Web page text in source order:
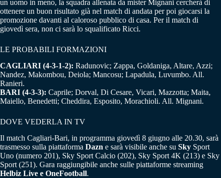
un uomo in meno, la squadra allenata da mister Mignani cercherà di
ottenere un buon risultato già nel match di andata per poi giocarsi la
promozione davanti al caloroso pubblico di casa. Per il match di
giovedì sera, non ci sarà lo squalificato Ricci.
LE PROBABILI FORMAZIONI
CAGLIARI (4-3-1-2): Radunovic; Zappa, Goldaniga, Altare, Azzi;
Nandez, Makombou, Deiola; Mancosu; Lapadula, Luvumbo. All.
Ranieri.
BARI (4-3-3): Caprile; Dorval, Di Cesare, Vicari, Mazzotta; Maita,
Maiello, Benedetti; Cheddira, Esposito, Morachioli. All. Mignani.
DOVE VEDERLA IN TV
Il match Cagliari-Bari, in programma giovedì 8 giugno alle 20.30, sarà
trasmesso sulla piattaforma Dazn e sarà visibile anche su Sky Sport
Uno (numero 201), Sky Sport Calcio (202), Sky Sport 4K (213) e Sky
Sport (251). Gara raggiungibile anche sulle piattaforme streaming
Helbiz Live e OneFootball.